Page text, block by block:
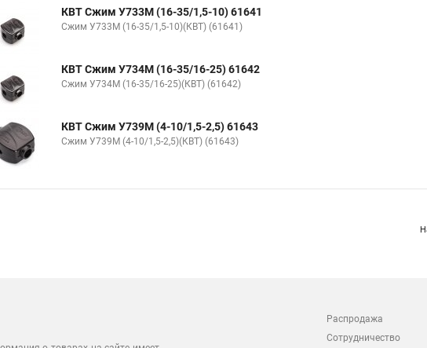
КВТ Сжим У733М (16-35/1,5-10) 61641
Сжим У733М (16-35/1,5-10)(КВТ) (61641)
КВТ Сжим У734М (16-35/16-25) 61642
Сжим У734М (16-35/16-25)(КВТ) (61642)
КВТ Сжим У739М (4-10/1,5-2,5) 61643
Сжим У739М (4-10/1,5-2,5)(КВТ) (61643)
Распродажа
Сотрудничество